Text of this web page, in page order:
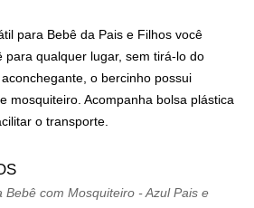
para Bebê da Pais e Filhos você
para qualquer lugar, sem tirá-lo do
o bercinho possui
mosquiteiro. Acompanha bolsa plástica
o transporte.
Bebê com Mosquiteiro - Azul Pais e